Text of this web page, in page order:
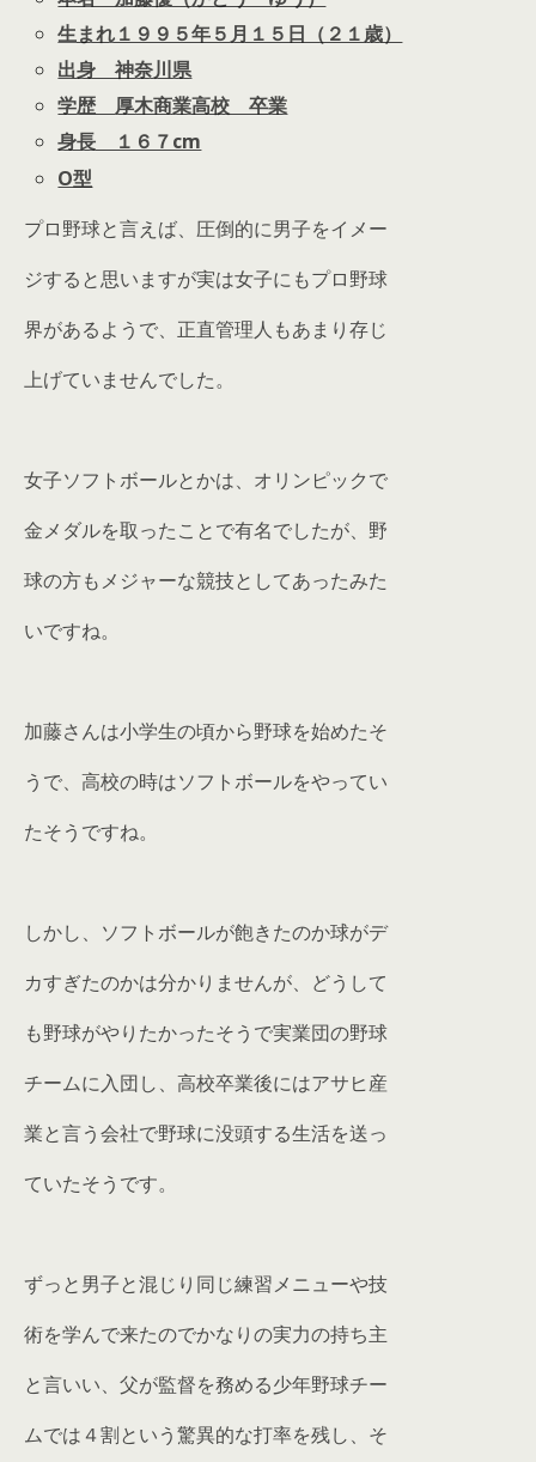
生まれ１９９５年５月１５日（２１歳）
出身 神奈川県
学歴 厚木商業高校 卒業
身長 １６７cm
O型
プロ野球と言えば、圧倒的に男子をイメー
ジすると思いますが実は女子にもプロ野球
界があるようで、正直管理人もあまり存じ
上げていませんでした。
女子ソフトボールとかは、オリンピックで
金メダルを取ったことで有名でしたが、野
球の方もメジャーな競技としてあったみた
いですね。
加藤さんは小学生の頃から野球を始めたそ
うで、高校の時はソフトボールをやってい
たそうですね。
しかし、ソフトボールが飽きたのか球がデ
カすぎたのかは分かりませんが、どうして
も野球がやりたかったそうで実業団の野球
チームに入団し、高校卒業後にはアサヒ産
業と言う会社で野球に没頭する生活を送っ
ていたそうです。
ずっと男子と混じり同じ練習メニューや技
術を学んで来たのでかなりの実力の持ち主
と言いい、父が監督を務める少年野球チー
ムでは４割という驚異的な打率を残し、そ